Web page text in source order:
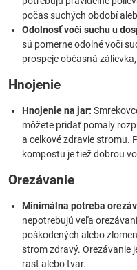
počas suchých období
Odolnosť voči suchu u
sú pomerne odolné voči
prospeje občasná
Hnojenie
Hnojenie na jar:
môžete pridať pomaly
a celkové zdravie stromu.
kompostu je tiež dobrou
Orezávanie
Minimálna potreba
nepotrebujú veľa
poškodených alebo
strom zdravý. Orezávanie
rast alebo tvar.